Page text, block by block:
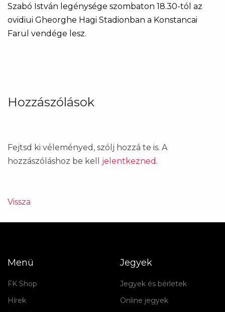
Szabó István legénysége szombaton 18.30-tól az
ovidiui Gheorghe Hagi Stadionban a Konstancai
Farul vendége lesz.
Hozzászólások
Fejtsd ki véleményed, szólj hozzá te is. A
hozzászóláshoz be kell jelentkezned .
Vissza
Menü
FK Shop
Hírek
Jegyek
Jegyek és bérletek
Online jegyek